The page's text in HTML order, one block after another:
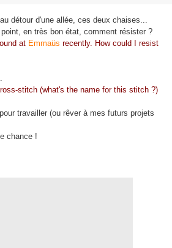
détour d'une allée, ces deux chaises...
en très bon état, comment résister ?
at Emmaüs recently. How could I resist
stitch (what's the name for this stitch ?)
travailler (ou rêver à mes futurs projets
chance !